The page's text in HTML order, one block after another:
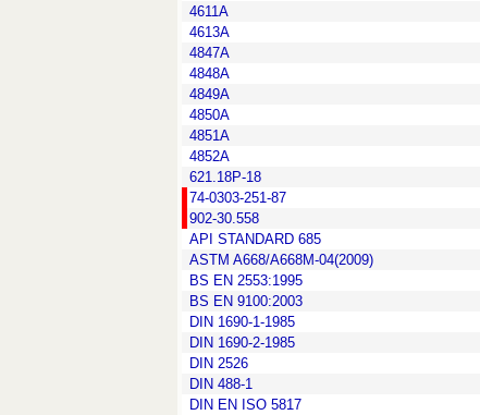
4611А
4613А
4847А
4848А
4849А
4850А
4851А
4852А
621.18Р-18
74-0303-251-87
902-30.558
API STANDARD 685
ASTM A668/A668M-04(2009)
BS EN 2553:1995
BS EN 9100:2003
DIN 1690-1-1985
DIN 1690-2-1985
DIN 2526
DIN 488-1
DIN EN ISO 5817